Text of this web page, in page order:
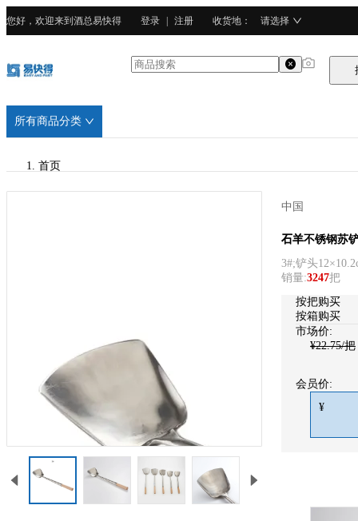
您好，欢迎来到酒总易快得 登录 注册 收货地 ： 请选择
所有商品分类
首页
中国
石羊
石羊不锈钢苏
3#;铲头
销量:3247把
按把购买
按箱购买
市场价:
¥22.75/把
会员价:
¥